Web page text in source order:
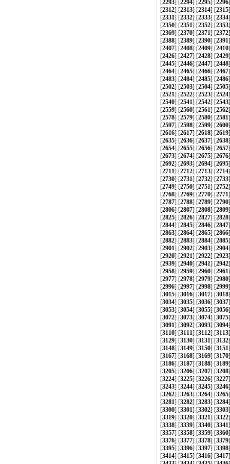
[2293] [2294] [2295] [2296
[2312] [2313] [2314] [2315
[2331] [2332] [2333] [2334
[2350] [2351] [2352] [2353
[2369] [2370] [2371] [2372
[2388] [2389] [2390] [2391
[2407] [2408] [2409] [2410
[2426] [2427] [2428] [2429
[2445] [2446] [2447] [2448
[2464] [2465] [2466] [2467
[2483] [2484] [2485] [2486
[2502] [2503] [2504] [2505
[2521] [2522] [2523] [2524
[2540] [2541] [2542] [2543
[2559] [2560] [2561] [2562
[2578] [2579] [2580] [2581
[2597] [2598] [2599] [2600
[2616] [2617] [2618] [2619
[2635] [2636] [2637] [2638
[2654] [2655] [2656] [2657
[2673] [2674] [2675] [2676
[2692] [2693] [2694] [2695
[2711] [2712] [2713] [2714
[2730] [2731] [2732] [2733
[2749] [2750] [2751] [2752
[2768] [2769] [2770] [2771
[2787] [2788] [2789] [2790
[2806] [2807] [2808] [2809
[2825] [2826] [2827] [2828
[2844] [2845] [2846] [2847
[2863] [2864] [2865] [2866
[2882] [2883] [2884] [2885
[2901] [2902] [2903] [2904
[2920] [2921] [2922] [2923
[2939] [2940] [2941] [2942
[2958] [2959] [2960] [2961
[2977] [2978] [2979] [2980
[2996] [2997] [2998] [2999
[3015] [3016] [3017] [3018
[3034] [3035] [3036] [3037
[3053] [3054] [3055] [3056
[3072] [3073] [3074] [3075
[3091] [3092] [3093] [3094
[3110] [3111] [3112] [3113
[3129] [3130] [3131] [3132
[3148] [3149] [3150] [3151
[3167] [3168] [3169] [3170
[3186] [3187] [3188] [3189
[3205] [3206] [3207] [3208
[3224] [3225] [3226] [3227
[3243] [3244] [3245] [3246
[3262] [3263] [3264] [3265
[3281] [3282] [3283] [3284
[3300] [3301] [3302] [3303
[3319] [3320] [3321] [3322
[3338] [3339] [3340] [3341
[3357] [3358] [3359] [3360
[3376] [3377] [3378] [3379
[3395] [3396] [3397] [3398
[3414] [3415] [3416] [3417